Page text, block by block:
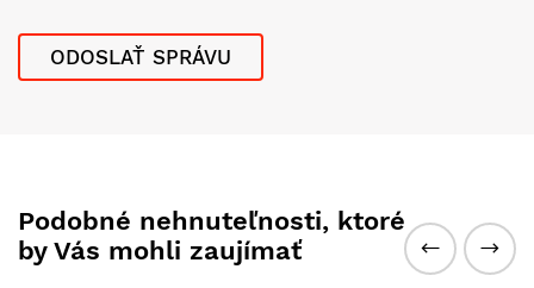
Podobné nehnuteľnosti, ktoré
by Vás mohli zaujímať